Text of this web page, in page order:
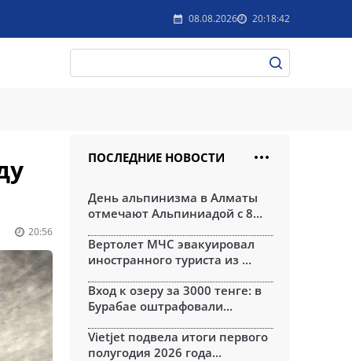
08.08.2026 20:18:42
20:56
ПОСЛЕДНИЕ НОВОСТИ
День альпинизма в Алматы
отмечают Альпиниадой с 8...
Вертолет МЧС эвакуировал
иностранного туриста из ...
Вход к озеру за 3000 тенге: в
Бурабае оштрафовали...
Vietjet подвела итоги первого
полугодия 2026 года...